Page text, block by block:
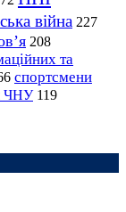
війна 227
208
та
спортсмени
ЧНУ 119